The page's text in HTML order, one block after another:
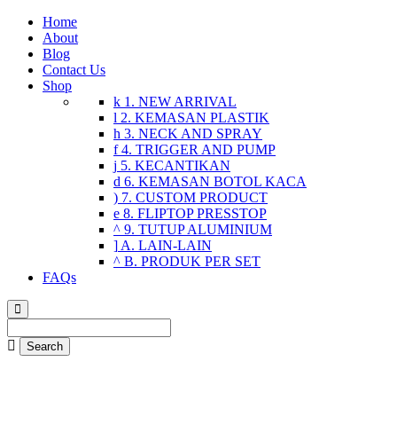
Home
About
Blog
Contact Us
Shop
1. NEW ARRIVAL
2. KEMASAN PLASTIK
3. NECK AND SPRAY
4. TRIGGER AND PUMP
5. KECANTIKAN
6. KEMASAN BOTOL KACA
7. CUSTOM PRODUCT
8. FLIPTOP PRESSTOP
9. TUTUP ALUMINIUM
A. LAIN-LAIN
B. PRODUK PER SET
FAQs